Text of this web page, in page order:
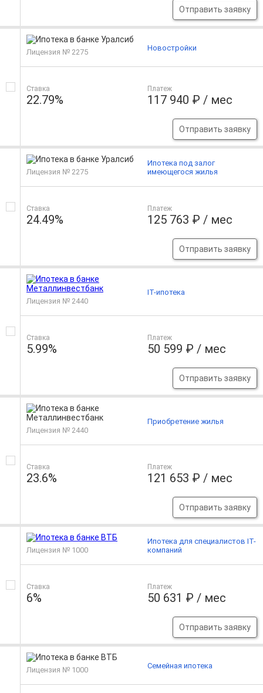
Отправить заявку
Лицензия № 2275
Ставка
22.79%
Платеж
117 940 ₽ / мес
Отправить заявку
Новостройки
Лицензия № 2275
Ставка
24.49%
Платеж
125 763 ₽ / мес
Отправить заявку
Ипотека под залог
имеющегося жилья
Лицензия № 2440
Ставка
5.99%
Платеж
50 599 ₽ / мес
Отправить заявку
IT-ипотека
Лицензия № 2440
Ставка
23.6%
Платеж
121 653 ₽ / мес
Отправить заявку
Приобретение жилья
Лицензия № 1000
Ставка
6%
Платеж
50 631 ₽ / мес
Отправить заявку
Ипотека для специалистов IT-
компаний
Лицензия № 1000 Семейная ипотека